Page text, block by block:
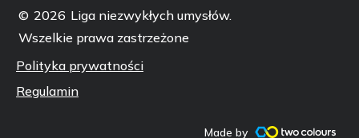
© 2026 Liga niezwykłych umysłów.
Wszelkie prawa zastrzeżone
Polityka prywatności
Regulamin
Made by